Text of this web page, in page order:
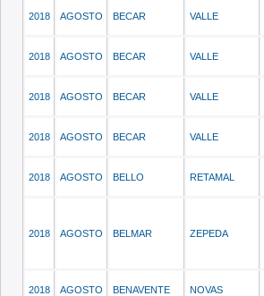
2018 AGOSTO BECAR VALLE
2018 AGOSTO BECAR VALLE
2018 AGOSTO BECAR VALLE
2018 AGOSTO BECAR VALLE
2018 AGOSTO BELLO RETAMAL
2018 AGOSTO BELMAR ZEPEDA
2018 AGOSTO BENAVENTE NOVAS